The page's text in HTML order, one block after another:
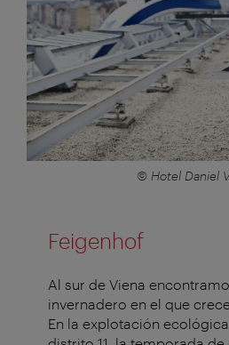
© Hotel Daniel
Feigenhof
Al sur de Viena
invernadero en el que
En la explotación ecológica